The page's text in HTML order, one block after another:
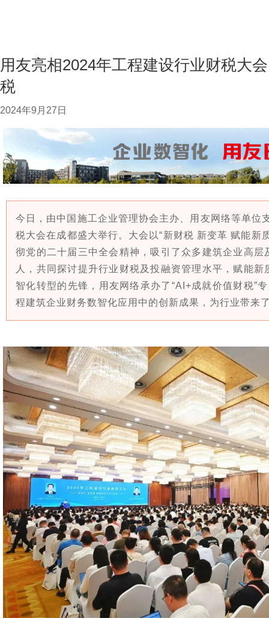
用友亮相2024年工程建设行业财税大
税
2024年9月27日
今日，由中国施工企业管理协会主办、用友网络等单位
税大会在成都盛大举行。大会以“新财税 新变革 赋能新
彻党的二十届三中全会精神，吸引了众多建筑企业高层
人，共同探讨提升行业财税及投融资管理水平，赋能
智化转型的先锋，用友网络承办了“AI+成就价值财税”
程建筑企业财务数智化应用中的创新成果，为行业带来